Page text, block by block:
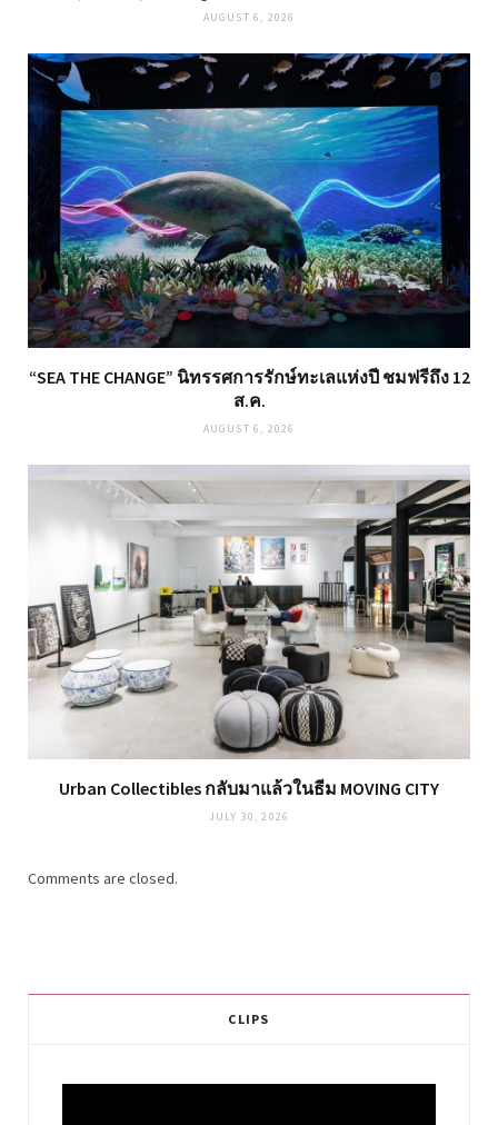
AUGUST 6, 2026
“SEA THE CHANGE” นิทรรศการรักษ์ทะเลแห่งปี ชมฟรีถึง 12
ส.ค.
AUGUST 6, 2026
Urban Collectibles กลับมาแล้วในธีม MOVING CITY
JULY 30, 2026
Comments are closed.
CLIPS